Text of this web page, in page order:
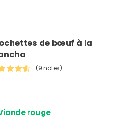
de bœuf à la
(9 notes)
rouge